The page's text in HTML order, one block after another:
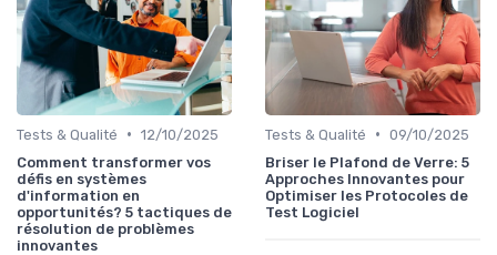
Tests & Qualité • 12/10/2025
Comment transformer vos
défis en systèmes
d'information en
opportunités? 5 tactiques de
résolution de problèmes
innovantes
Tests & Qualité • 09/10/2025
Briser le Plafond de Verre: 5
Approches Innovantes pour
Optimiser les Protocoles de
Test Logiciel